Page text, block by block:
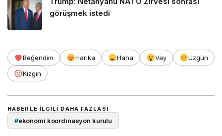
görüşmek istedi
Beğendim Harika Haha Vay
Üzgün
Kızgın
HABERLE ILGILI DAHA FAZLASI
#ekonomi koordinasyon kurulu